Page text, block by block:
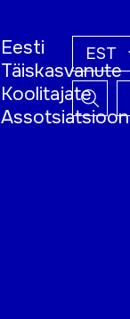
Eesti
Täiskasvanute
Koolitajate
Assotsiatsioon
EST